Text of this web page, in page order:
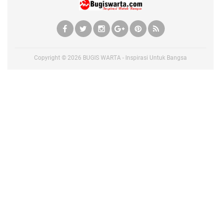
Copyright © 2026 BUGIS WARTA - Inspirasi Untuk Bangsa